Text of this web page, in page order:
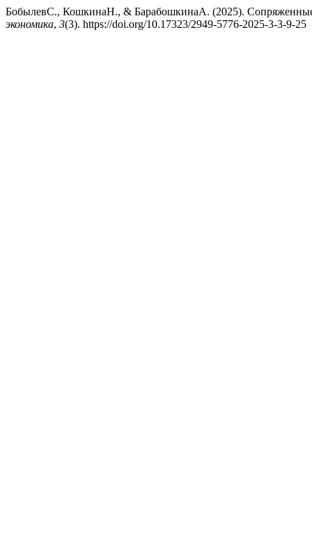
БобылевС., КошкинаН., & БарабошкинаА. (2025).
экономика, 3(3). https://doi.org/10.17323/2949-5776-2025-3-3-9-25